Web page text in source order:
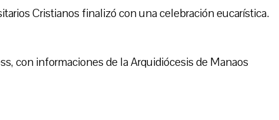
Cristianos finalizó con una celebración eucarística.
con informaciones de la Arquidiócesis de Manaos